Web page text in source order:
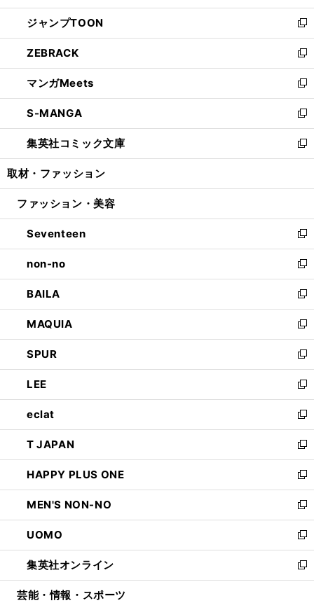
開
く
ウ
で
開
く
ン
ド
ウ
で
開
く
ウ
ィ
ン
ド
ウ
で
開
く
し
い
ウ
ィ
ン
ド
ウ
で
開
く
ジャンプTOON
新
し
い
ウ
ィ
ン
ド
ウ
で
開
ZEBRACK
新
し
い
ウ
ィ
ン
ド
ウ
開
マンガMeets
新
し
い
ウ
ィ
ン
ウ
開
く
S-MANGA
新
し
い
ウ
ン
ウ
で
開
く
集英社コミック文庫
新
し
ウ
ン
ド
ウ
で
開
く
取材・ファッション
ファッション・美容
Seventeen
新
し
い
ウ
ィ
ン
ド
ウ
で
開
く
non-no
新
し
い
ウ
ィ
ン
ド
ウ
で
開
く
BAILA
新
し
い
ウ
ィ
ン
ド
ウ
で
開
く
MAQUIA
新
し
い
ウ
ィ
ン
ド
ウ
で
開
く
SPUR
新
し
い
ウ
ィ
ン
ド
ウ
で
開
く
LEE
新
し
い
ウ
ィ
ン
ド
ウ
で
開
く
eclat
新
し
い
ウ
ィ
ン
ド
ウ
で
開
く
T JAPAN
新
し
い
ウ
ィ
ン
ド
ウ
で
開
HAPPY PLUS ONE
新
し
い
ウ
ィ
ン
ド
ウ
MEN'S NON-NO
新
し
い
ウ
ィ
ン
UOMO
新
し
い
ウ
集英社オンライン
新
し
芸能・情報・スポーツ